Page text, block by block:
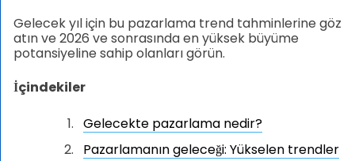
Gelecek yıl için bu pazarlama trend tahminlerine göz
atın ve 2026 ve sonrasında en yüksek büyüme
potansiyeline sahip olanları görün.
İçindekiler
Gelecekte pazarlama nedir?
Pazarlamanın geleceği: Yükselen trendler